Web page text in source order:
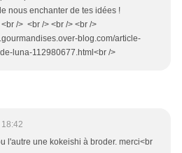
nous enchanter de tes idées !
/> <br /> <br /> <br />
blog.com/article-
luna-112980677.html<br />
l'autre une kokeishi à broder. merci<br